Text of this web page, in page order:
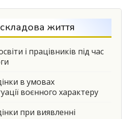
життя
і працівників під час
в умовах
воєнного характеру
при виявленні